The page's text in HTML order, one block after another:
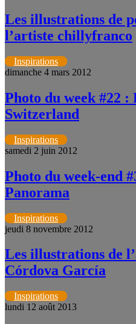
Les illustrations de
l’artiste chillyfranco
Inspirations
dimanche 4 mars 2012
Photo du week #22 :
Switzerland
Inspirations
samedi 2 juin 2012
Photo du week-end
Panorama
Inspirations
jeudi 8 novembre 2012
Les illustrations de
Córdova García
Inspirations
lundi 12 août 2013